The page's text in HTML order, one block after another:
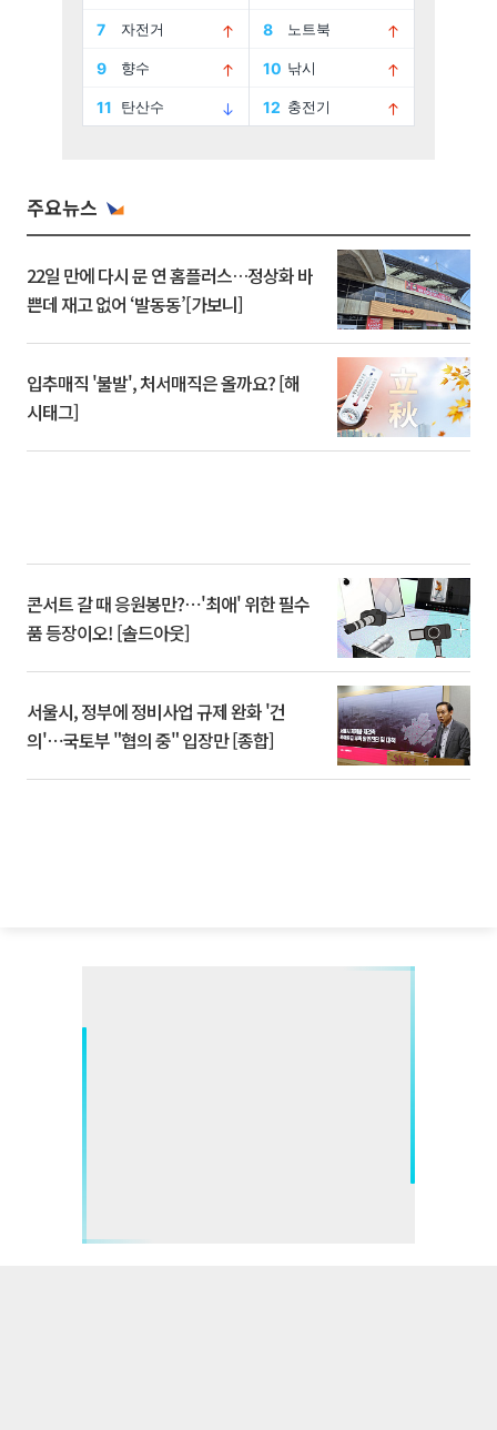
주요뉴스
22일 만에 다시 문 연 홈플러스…정상화 바
쁜데 재고 없어 ‘발동동’[가보니]
입추매직 '불발', 처서매직은 올까요? [해
시태그]
콘서트 갈 때 응원봉만?⋯'최애' 위한 필수
품 등장이오! [솔드아웃]
서울시, 정부에 정비사업 규제 완화 '건
의'⋯국토부 "협의 중" 입장만 [종합]